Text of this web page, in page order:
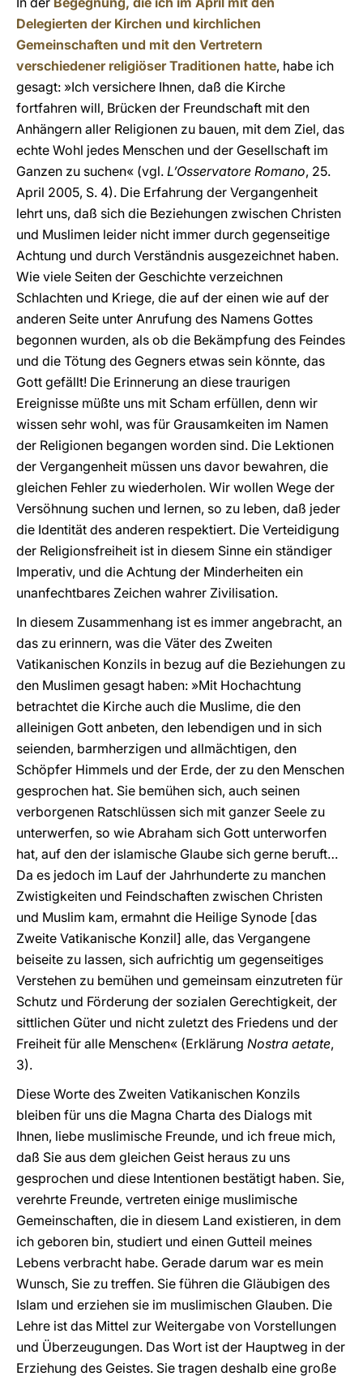
Delegierten der Kirchen und kirchlichen
Gemeinschaften und mit den Vertretern
verschiedener religiöser Traditionen hatte, habe ich
gesagt: »Ich versichere Ihnen, daß die Kirche
fortfahren will, Brücken der Freundschaft mit den
Anhängern aller Religionen zu bauen, mit dem Ziel, das
echte Wohl jedes Menschen und der Gesellschaft im
Ganzen zu suchen« (vgl. L’Osservatore Romano, 25.
April 2005, S. 4). Die Erfahrung der Vergangenheit
lehrt uns, daß sich die Beziehungen zwischen Christen
und Muslimen leider nicht immer durch gegenseitige
Achtung und durch Verständnis ausgezeichnet haben.
Wie viele Seiten der Geschichte verzeichnen
Schlachten und Kriege, die auf der einen wie auf der
anderen Seite unter Anrufung des Namens Gottes
begonnen wurden, als ob die Bekämpfung des Feindes
und die Tötung des Gegners etwas sein könnte, das
Gott gefällt! Die Erinnerung an diese traurigen
Ereignisse müßte uns mit Scham erfüllen, denn wir
wissen sehr wohl, was für Grausamkeiten im Namen
der Religionen begangen worden sind. Die Lektionen
der Vergangenheit müssen uns davor bewahren, die
gleichen Fehler zu wiederholen. Wir wollen Wege der
Versöhnung suchen und lernen, so zu leben, daß jeder
die Identität des anderen respektiert. Die Verteidigung
der Religionsfreiheit ist in diesem Sinne ein ständiger
Imperativ, und die Achtung der Minderheiten ein
unanfechtbares Zeichen wahrer Zivilisation.
In diesem Zusammenhang ist es immer angebracht, an
das zu erinnern, was die Väter des Zweiten
Vatikanischen Konzils in bezug auf die Beziehungen zu
den Muslimen gesagt haben: »Mit Hochachtung
betrachtet die Kirche auch die Muslime, die den
alleinigen Gott anbeten, den lebendigen und in sich
seienden, barmherzigen und allmächtigen, den
Schöpfer Himmels und der Erde, der zu den Menschen
gesprochen hat. Sie bemühen sich, auch seinen
verborgenen Ratschlüssen sich mit ganzer Seele zu
unterwerfen, so wie Abraham sich Gott unterworfen
hat, auf den der islamische Glaube sich gerne beruft…
Da es jedoch im Lauf der Jahrhunderte zu manchen
Zwistigkeiten und Feindschaften zwischen Christen
und Muslim kam, ermahnt die Heilige Synode [das
Zweite Vatikanische Konzil] alle, das Vergangene
beiseite zu lassen, sich aufrichtig um gegenseitiges
Verstehen zu bemühen und gemeinsam einzutreten für
Schutz und Förderung der sozialen Gerechtigkeit, der
sittlichen Güter und nicht zuletzt des Friedens und der
Freiheit für alle Menschen« (Erklärung Nostra aetate,
3).
Diese Worte des Zweiten Vatikanischen Konzils
bleiben für uns die Magna Charta des Dialogs mit
Ihnen, liebe muslimische Freunde, und ich freue mich,
daß Sie aus dem gleichen Geist heraus zu uns
gesprochen und diese Intentionen bestätigt haben. Sie,
verehrte Freunde, vertreten einige muslimische
Gemeinschaften, die in diesem Land existieren, in dem
ich geboren bin, studiert und einen Gutteil meines
Lebens verbracht habe. Gerade darum war es mein
Wunsch, Sie zu treffen. Sie führen die Gläubigen des
Islam und erziehen sie im muslimischen Glauben. Die
Lehre ist das Mittel zur Weitergabe von Vorstellungen
und Überzeugungen. Das Wort ist der Hauptweg in der
Erziehung des Geistes. Sie tragen deshalb eine große